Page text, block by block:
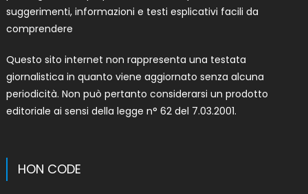
suggerimenti, informazioni e testi esplicativi facili da
comprendere
Questo sito internet non rappresenta una testata
giornalistica in quanto viene aggiornato senza alcuna
periodicità. Non può pertanto considerarsi un prodotto
editoriale ai sensi della legge n° 62 del 7.03.2001.
HON CODE